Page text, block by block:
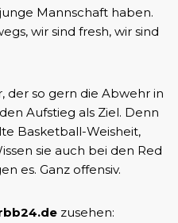
Mannschaft haben.
wir sind fresh, wir sind
der so gern die Abwehr in
Aufstieg als Ziel. Denn
Basketball-Weisheit,
sie auch bei den Red
es. Ganz offensiv.
zusehen: